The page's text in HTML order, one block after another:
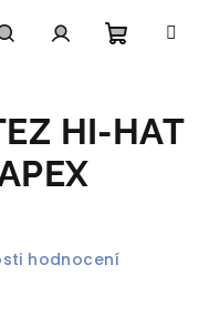
košík
HI-HAT
hodnocení